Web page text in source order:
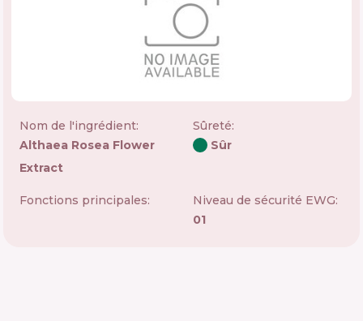
Nom de l'ingrédient:
Althaea Rosea Flower
Extract
Sûreté:
Sûr
Fonctions principales:
Niveau de sécurité EWG:
01